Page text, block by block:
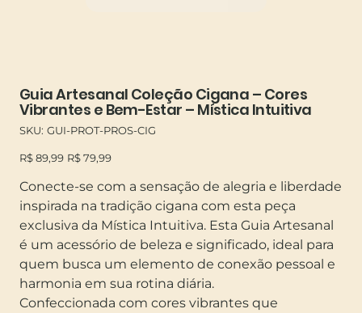
Guia Artesanal Coleção Cigana – Cores
Vibrantes e Bem-Estar – Mística Intuitiva
SKU: SKU
GUI-
PROS-
CIG
GUI-PROT-PROS-CIG
Preço
original
R$ 89,99 Preço
promocional
R$ 79,99
Conecte-se com a sensação de alegria e liberdade
inspirada na tradição cigana com esta peça
exclusiva da Mística Intuitiva. Esta Guia Artesanal
é um acessório de beleza e significado, ideal para
quem busca um elemento de conexão pessoal e
harmonia em sua rotina diária.
Confeccionada com cores vibrantes que